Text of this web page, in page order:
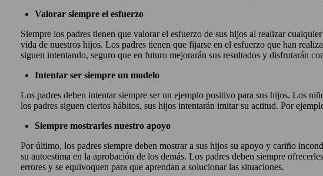
Valorar siempre el esfuerzo
Siempre los padres tienen que valorar el esfuerzo de sus hijos al realizar
vida de nuestros hijos. Los padres tienen que fijarse en el esfuerzo que han
siguen intentando, seguro que en futuro mejorarán sus resultados y disfrutarán
Intentar ser siempre un modelo
Los padres deben intentar siempre ser un ejemplo positivo para sus hijos. Los
los padres siguen ciertos hábitos, sus hijos intentarán imitar su actitud. Por
Siempre mostrarles nuestro apoyo
Por último, los padres siempre deben mostrar a sus hijos su apoyo y cariño
su autoestima en la aprobación de los demás. Los padres deben siempre
errores y se equivoquen para que aprendan a solucionar las situaciones.